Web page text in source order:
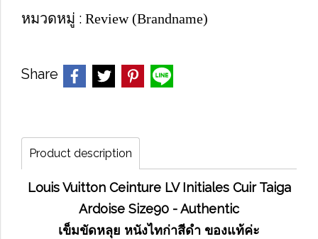
หมวดหมู่ : Review (Brandname)
Share
Product description
Louis Vuitton Ceinture LV Initiales Cuir Taiga
Ardoise Size90 - Authentic
เข็มขัดหลุย หนังไทก่าสีดำ ของแท้ค่ะ